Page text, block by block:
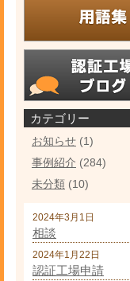
カテゴリー
お知らせ (1)
事例紹介 (284)
未分類 (10)
2024年3月1日
相談
2024年1月22日
認証工場申請